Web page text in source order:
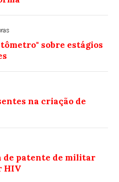
sobre estágios
na criação de
de patente de militar
HIV